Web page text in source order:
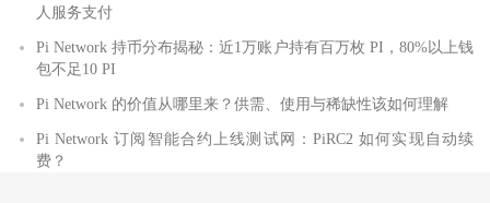
人服务支付
Pi Network 持币分布揭秘：近1万账户持有百万枚 PI，80%以上钱
包不足10 PI
Pi Network 的价值从哪里来？供需、使用与稀缺性该如何理解
Pi Network 订阅智能合约上线测试网：PiRC2 如何实现自动续
费？